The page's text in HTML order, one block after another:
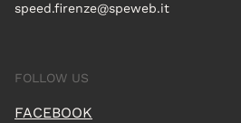
speed.firenze@speweb.it
FOLLOW US
FACEBOOK